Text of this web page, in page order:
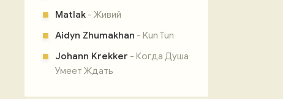
Matlak - Живий
Aidyn Zhumakhan - Kun Tun
Johann Krekker - Когда Душа
Умеет Ждать